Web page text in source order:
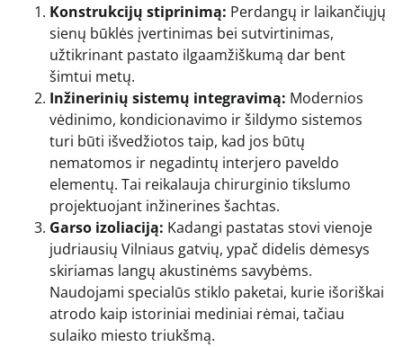
Konstrukcijų stiprinimą: Perdangų ir laikančiųjų
sienų būklės įvertinimas bei sutvirtinimas,
užtikrinant pastato ilgaamžiškumą dar bent
šimtui metų.
Inžinerinių sistemų integravimą: Modernios
vėdinimo, kondicionavimo ir šildymo sistemos
turi būti išvedžiotos taip, kad jos būtų
nematomos ir negadintų interjero paveldo
elementų. Tai reikalauja chirurginio tikslumo
projektuojant inžinerines šachtas.
Garso izoliaciją: Kadangi pastatas stovi vienoje
judriausių Vilniaus gatvių, ypač didelis dėmesys
skiriamas langų akustinėms savybėms.
Naudojami specialūs stiklo paketai, kurie išoriškai
atrodo kaip istoriniai mediniai rėmai, tačiau
sulaiko miesto triukšmą.